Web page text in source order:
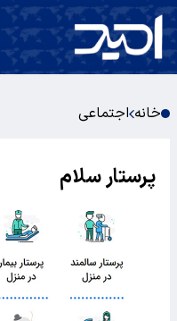
خانه اجتماعی
پرستار سلام